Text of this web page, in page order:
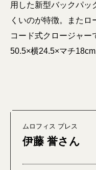
用した新型バックパッ
くいのが特徴。また
コード式クロージャー
50.5×横24.5×マチ18cm
ムロフィス プレス
伊藤 誉さん